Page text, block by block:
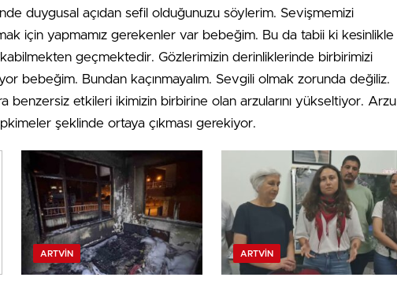
duygusal açıdan sefil olduğunuzu söylerim. Sevişmemizi
için yapmamız gerekenler var bebeğim. Bu da tabii ki kesinlikle
geçmektedir. Gözlerimizin derinliklerinde birbirimizi
bebeğim. Bundan kaçınmayalım. Sevgili olmak zorunda değiliz.
benzersiz etkileri ikimizin birbirine olan arzularını yükseltiyor. Arzu
şeklinde ortaya çıkması gerekiyor.
ARTVIN ARTVIN